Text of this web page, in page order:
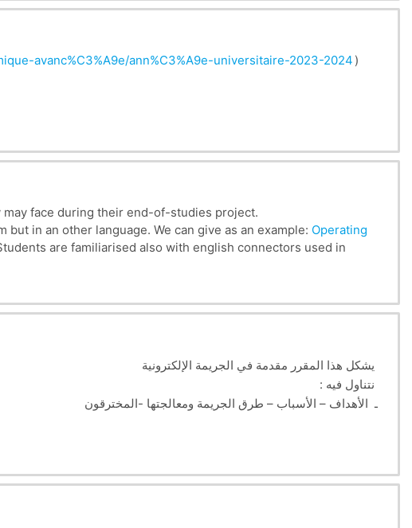
avanc%C3%A9e/ann%C3%A9e-universitaire-2023-2024 )
face during their end-of-studies project.
in an other language. We can give as an example: Operating
are familiarised also with english connectors used in
ـ الأهداف – الأسباب – طرق الجريمة ومعالجتها -المخترقون
الجريمة الإلكترونية في التشريع الجزائري
computer crimes - Means of protection & cybercrimes in